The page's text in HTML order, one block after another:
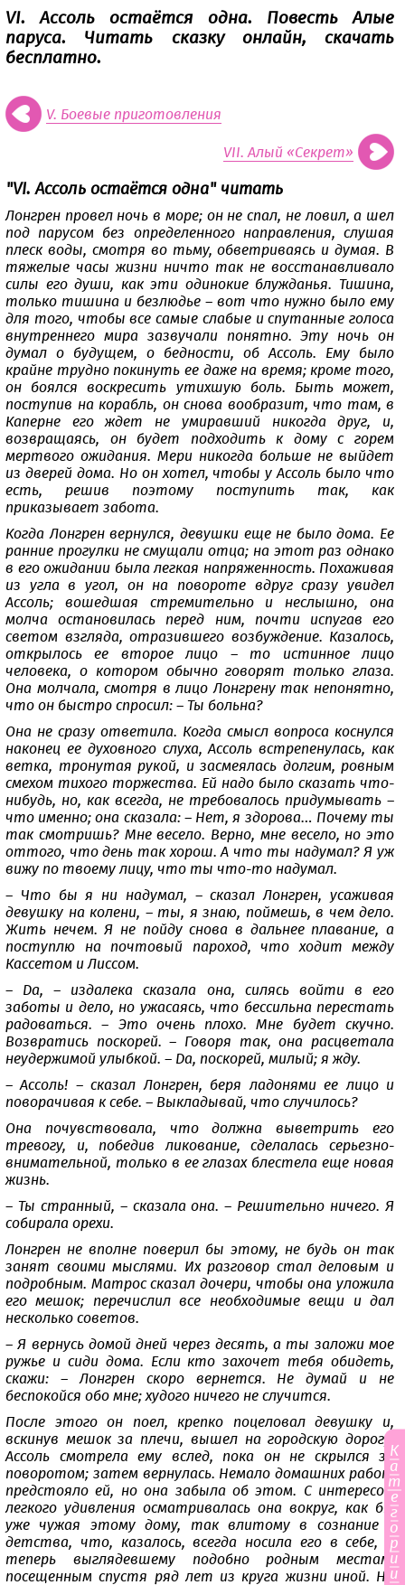
VI. Ассоль остаётся одна. Повесть Алые
паруса. Читать сказку онлайн, скачать
бесплатно.
V. Боевые приготовления
VII. Алый «Секрет»
"VI. Ассоль остаётся одна" читать
Лонгрен провел ночь в море; он не спал, не ловил, а шел
под парусом без определенного направления, слушая
плеск воды, смотря во тьму, обветриваясь и думая. В
тяжелые часы жизни ничто так не восстанавливало
силы его души, как эти одинокие блужданья. Тишина,
только тишина и безлюдье – вот что нужно было ему
для того, чтобы все самые слабые и спутанные голоса
внутреннего мира зазвучали понятно. Эту ночь он
думал о будущем, о бедности, об Ассоль. Ему было
крайне трудно покинуть ее даже на время; кроме того,
он боялся воскресить утихшую боль. Быть может,
поступив на корабль, он снова вообразит, что там, в
Каперне его ждет не умиравший никогда друг, и,
возвращаясь, он будет подходить к дому с горем
мертвого ожидания. Мери никогда больше не выйдет
из дверей дома. Но он хотел, чтобы у Ассоль было что
есть, решив поэтому поступить так, как
приказывает забота.
Когда Лонгрен вернулся, девушки еще не было дома. Ее
ранние прогулки не смущали отца; на этот раз однако
в его ожидании была легкая напряженность. Похаживая
из угла в угол, он на повороте вдруг сразу увидел
Ассоль; вошедшая стремительно и неслышно, она
молча остановилась перед ним, почти испугав его
светом взгляда, отразившего возбуждение. Казалось,
открылось ее второе лицо – то истинное лицо
человека, о котором обычно говорят только глаза.
Она молчала, смотря в лицо Лонгрену так непонятно,
что он быстро спросил: – Ты больна?
Она не сразу ответила. Когда смысл вопроса коснулся
наконец ее духовного слуха, Ассоль встрепенулась, как
ветка, тронутая рукой, и засмеялась долгим, ровным
смехом тихого торжества. Ей надо было сказать что-
нибудь, но, как всегда, не требовалось придумывать –
что именно; она сказала: – Нет, я здорова… Почему ты
так смотришь? Мне весело. Верно, мне весело, но это
оттого, что день так хорош. А что ты надумал? Я уж
вижу по твоему лицу, что ты что-то надумал.
– Что бы я ни надумал, – сказал Лонгрен, усаживая
девушку на колени, – ты, я знаю, поймешь, в чем дело.
Жить нечем. Я не пойду снова в дальнее плавание, а
поступлю на почтовый пароход, что ходит между
Кассетом и Лиссом.
– Да, – издалека сказала она, силясь войти в его
заботы и дело, но ужасаясь, что бессильна перестать
радоваться. – Это очень плохо. Мне будет скучно.
Возвратись поскорей. – Говоря так, она расцветала
неудержимой улыбкой. – Да, поскорей, милый; я жду.
– Ассоль! – сказал Лонгрен, беря ладонями ее лицо и
поворачивая к себе. – Выкладывай, что случилось?
Она почувствовала, что должна выветрить его
тревогу, и, победив ликование, сделалась серьезно-
внимательной, только в ее глазах блестела еще новая
жизнь.
– Ты странный, – сказала она. – Решительно ничего. Я
собирала орехи.
Лонгрен не вполне поверил бы этому, не будь он так
занят своими мыслями. Их разговор стал деловым и
подробным. Матрос сказал дочери, чтобы она уложила
его мешок; перечислил все необходимые вещи и дал
несколько советов.
– Я вернусь домой дней через десять, а ты заложи мое
ружье и сиди дома. Если кто захочет тебя обидеть,
скажи: – Лонгрен скоро вернется. Не думай и не
беспокойся обо мне; худого ничего не случится.
После этого он поел, крепко поцеловал девушку и,
вскинув мешок за плечи, вышел на городскую дорогу.
Ассоль смотрела ему вслед, пока он не скрылся за
поворотом; затем вернулась. Немало домашних работ
предстояло ей, но она забыла об этом. С интересом
легкого удивления осматривалась она вокруг, как бы
уже чужая этому дому, так влитому в сознание с
детства, что, казалось, всегда носила его в себе, а
теперь выглядевшему подобно родным местам,
посещенным спустя ряд лет из круга жизни иной. Но
К
а
т
е
г
о
р
и
и